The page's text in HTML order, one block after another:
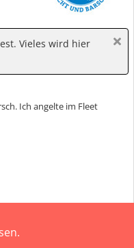
Vieles wird hier
Ich angelte im Fleet